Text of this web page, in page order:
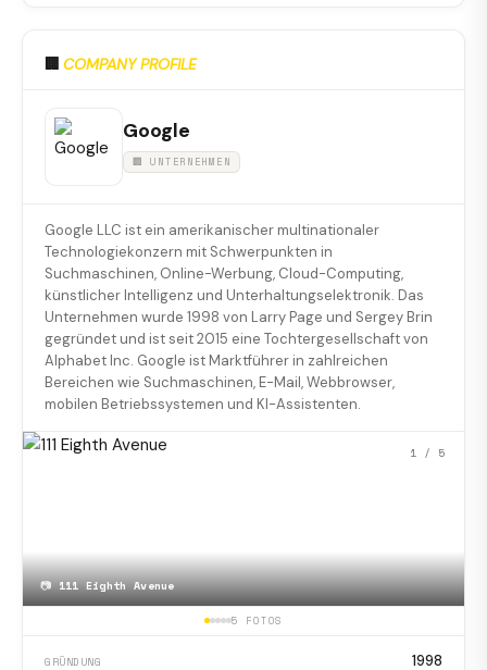
COMPANY PROFILE
Google
🏢 UNTERNEHMEN
Google LLC ist ein amerikanischer multinationaler
Technologiekonzern mit Schwerpunkten in
Suchmaschinen, Online-Werbung, Cloud-Computing,
künstlicher Intelligenz und Unterhaltungselektronik. Das
Unternehmen wurde 1998 von Larry Page und Sergey Brin
gegründet und ist seit 2015 eine Tochtergesellschaft von
Alphabet Inc. Google ist Marktführer in zahlreichen
Bereichen wie Suchmaschinen, E-Mail, Webbrowser,
mobilen Betriebssystemen und KI-Assistenten.
📷111 Eighth Avenue
1 / 5
5 FOTOS
GRÜNDUNG 1998